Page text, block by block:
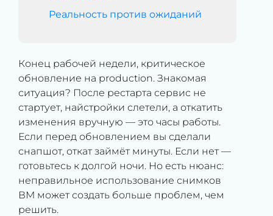
Реальность против ожиданий
Конец рабочей недели, критическое
обновление на production. Знакомая
ситуация? После рестарта сервис не
стартует, найстройки слетели, а откатить
изменения вручную — это часы работы.
Если перед обновлением вы сделали
снапшот, откат займёт минуты. Если нет —
готовьтесь к долгой ночи. Но есть нюанс:
неправильное использование снимков
ВМ может создать больше проблем, чем
решить.